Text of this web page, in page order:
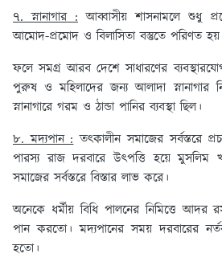
৭. স্নানাগার : আব্বাসীয় শাসনামলে শুধু
আমোদ-প্রমোদ ও বিলাসিতা বস্তুতে পরিণত হয়
ফলে সমগ্র আরব দেশে সাধারণের
পুরুষ ও মহিলাদের জন্য আলাদা স্নানাগার
স্নানাগারে গরম ও ঠান্ডা পানির ব্যবস্থা ছিল।
৮. মদ্যপান :তৎকালীন সমাজের সর্বস্তরে
পারস্য রাজ দরবারে উৎপত্তি হয়ে মুসলিম
সমাজের সর্বস্তরে বিস্তার লাভ করে।
অনেকে ধর্মীয় বিধি পালনের নিমিত্তে আদর
পান করতো। মদ্যপানের সময় দরবারের
হতো।